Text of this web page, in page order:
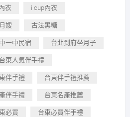
衣 i cup內衣
嫂 古法黑糖
一中民宿 台北到府坐月子
台東人氣伴手禮
伴手禮 台東伴手禮推薦
伴手禮 台東名產推薦
必買 台東必買伴手禮